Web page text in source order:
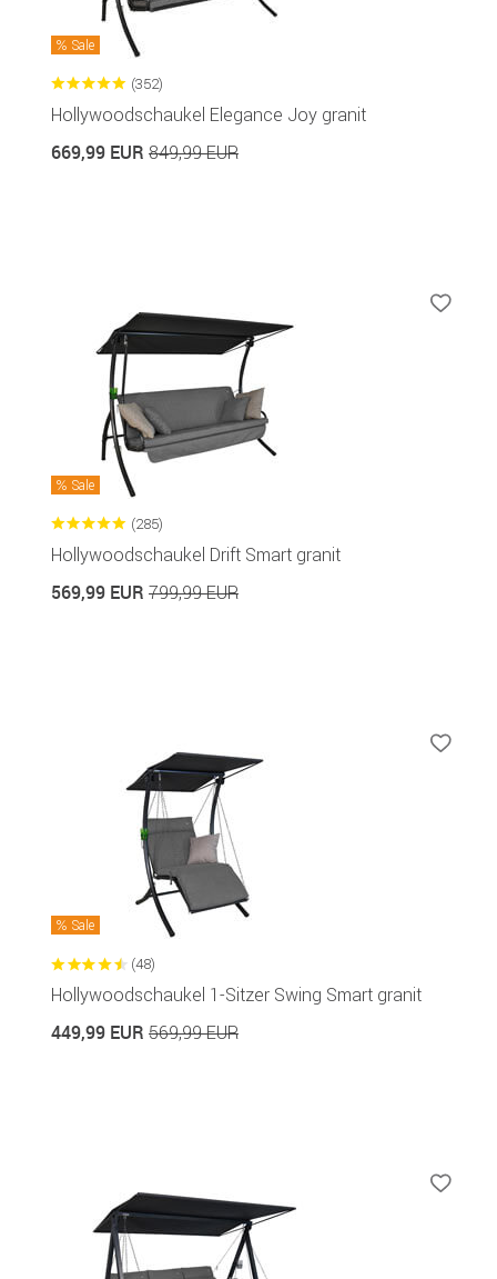
Sale
(352)
Hollywoodschaukel Elegance Joy granit
669,99 EUR 849,99 EUR
Sale
(285)
Hollywoodschaukel Drift Smart granit
569,99 EUR 799,99 EUR
Sale
(48)
Hollywoodschaukel 1-Sitzer Swing Smart granit
449,99 EUR 569,99 EUR